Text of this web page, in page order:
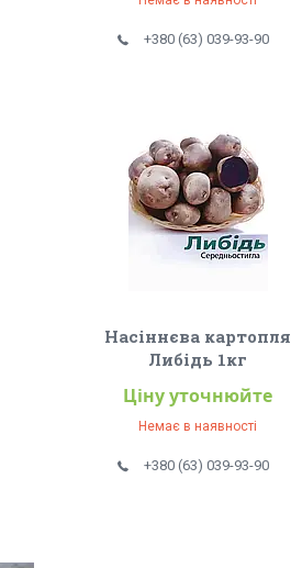
+380 (63) 039-93-90
Насіннєва картопля
Либідь 1кг
Ціну уточнюйте
Немає в наявності
+380 (63) 039-93-90